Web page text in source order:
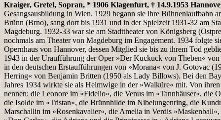
Kraiger, Gretel, Sopran, * 1906 Klagenfurt, † 14.9.1953
Gesangsausbildung in Wien. 1929 begann sie ihre Bühnenlaufbahn
Brünn (Brno), sang dort bis 1931 und in der Spielzeit 1931-32 am
Magdeburg. 1932-33 war sie am Stadttheater von Königsberg
nochmals am Theater von Magdeburg im Engagement. 1934 folgte
Opernhaus von Hannover, dessen Mitglied sie bis zu ihrem Tod
1943 in der Uraufführung der Oper »Der Kuckuck von Theben«
in den deutschen Erstaufführungen von »Morana« von J. Gotovac
Herring« von Benjamin Britten (1950 als Lady Billows). Bei den
Jahres 1934 wirkte sie als Helmwige in der »Walküre« mit. Von
nennen: die Leonore im »Fidelio«, die Venus im »Tannhäuser«, die
die Isolde im »Tristan«, die Brünnhilde im Nibelungenring, die
Marschallin im »Rosenkavalier«, die Amelia in Verdis